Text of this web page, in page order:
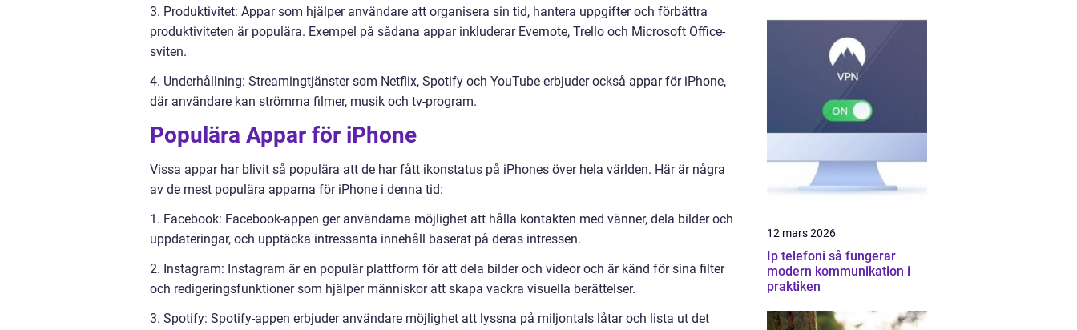
3. Produktivitet: Appar som hjälper användare att organisera sin tid, hantera uppgifter och förbättra
produktiviteten är populära. Exempel på sådana appar inkluderar Evernote, Trello och Microsoft Office-
sviten.
4. Underhållning: Streamingtjänster som Netflix, Spotify och YouTube erbjuder också appar för iPhone,
där användare kan strömma filmer, musik och tv-program.
Populära Appar för iPhone
Vissa appar har blivit så populära att de har fått ikonstatus på iPhones över hela världen. Här är några
av de mest populära apparna för iPhone i denna tid:
1. Facebook: Facebook-appen ger användarna möjlighet att hålla kontakten med vänner, dela bilder och
uppdateringar, och upptäcka intressanta innehåll baserat på deras intressen.
2. Instagram: Instagram är en populär plattform för att dela bilder och videor och är känd för sina filter
och redigeringsfunktioner som hjälper människor att skapa vackra visuella berättelser.
3. Spotify: Spotify-appen erbjuder användare möjlighet att lyssna på miljontals låtar och lista ut det
12 mars 2026
Ip telefoni så fungerar
modern kommunikation i
praktiken